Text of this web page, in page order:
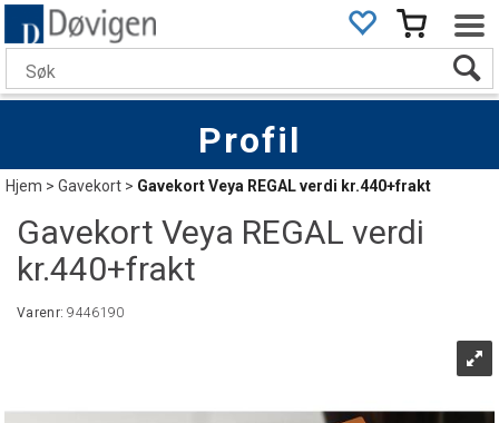
Profil
Hjem>Gavekort>Gavekort Veya REGAL verdi kr.440+frakt
Gavekort Veya REGAL verdi
kr.440+frakt
Varenr:9446190